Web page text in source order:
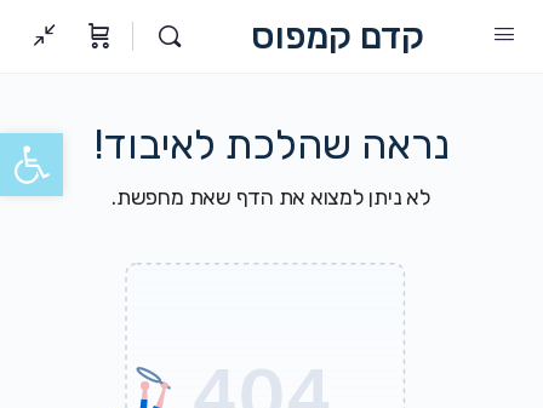
פתח
קדם קמפוס
נראה שהלכת לאיבוד!
לא ניתן למצוא את הדף שאת מחפשת.